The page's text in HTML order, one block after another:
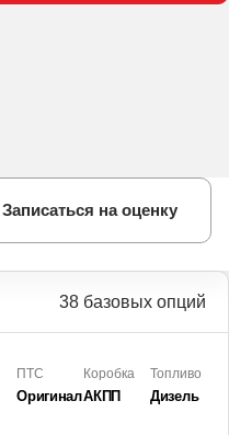
Записаться на оценку
38 базовых опций
ПТС
Оригинал
Коробка
АКПП
Топливо
Дизель